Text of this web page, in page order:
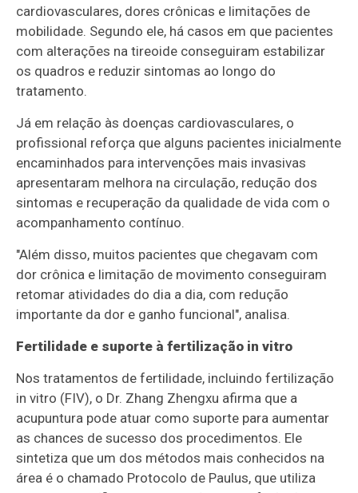
cardiovasculares, dores crônicas e limitações de
mobilidade. Segundo ele, há casos em que pacientes
com alterações na tireoide conseguiram estabilizar
os quadros e reduzir sintomas ao longo do
tratamento.
Já em relação às doenças cardiovasculares, o
profissional reforça que alguns pacientes inicialmente
encaminhados para intervenções mais invasivas
apresentaram melhora na circulação, redução dos
sintomas e recuperação da qualidade de vida com o
acompanhamento contínuo.
"Além disso, muitos pacientes que chegavam com
dor crônica e limitação de movimento conseguiram
retomar atividades do dia a dia, com redução
importante da dor e ganho funcional", analisa.
Fertilidade e suporte à fertilização in vitro
Nos tratamentos de fertilidade, incluindo fertilização
in vitro (FIV), o Dr. Zhang Zhengxu afirma que a
acupuntura pode atuar como suporte para aumentar
as chances de sucesso dos procedimentos. Ele
sintetiza que um dos métodos mais conhecidos na
área é o chamado Protocolo de Paulus, que utiliza